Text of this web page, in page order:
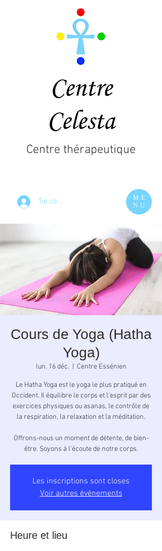
Centre
Celesta
Se connecter
ME
NU
Centre thérapeutique
Cours de Yoga (Hatha
Yoga)
lun. 16 déc. Centre Essénien
Le Hatha Yoga est le yoga le plus pratiqué en
Occident. Il équilibre le corps et l'esprit par des
exercices physiques ou asanas, le contrôle de
la respiration, la relaxation et la méditation.
Offrons-nous un moment de détente, de bien-
Les inscriptions sont closes
Voir autres événements
Heure et lieu